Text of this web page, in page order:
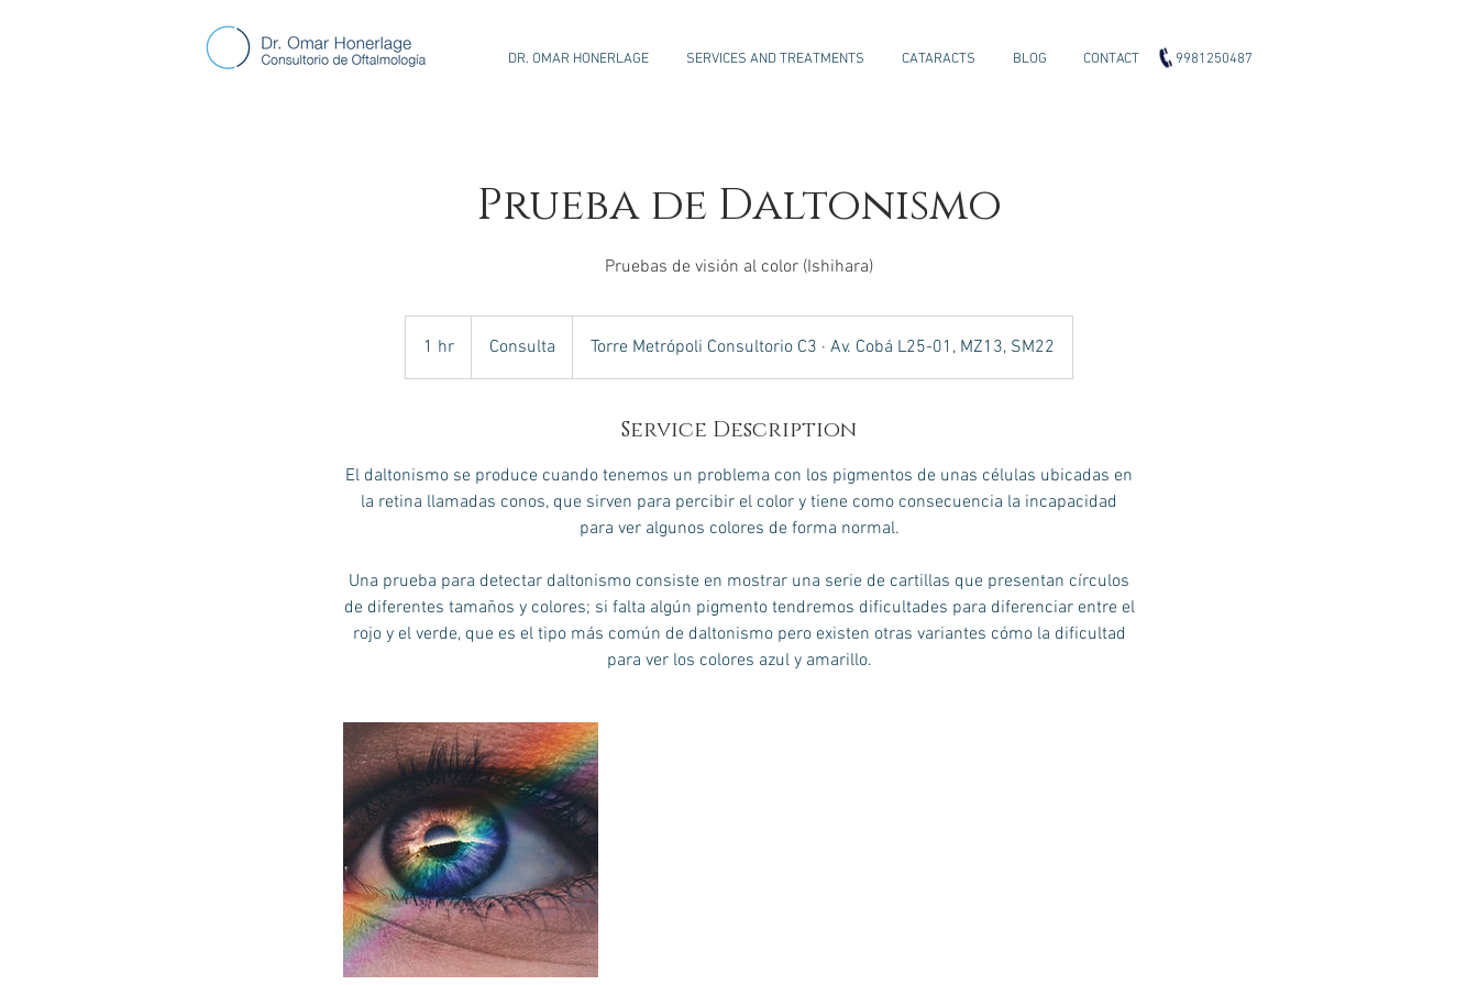
DR. OMAR HONERLAGE SERVICES AND TREATMENTS CATARACTS BLOG CONTACT 9981250487
Prueba de Daltonismo
Pruebas de visión al color (Ishihara)
1 hr
h
Consulta Torre Metrópoli Consultorio C3 · Av. Cobá L25-01, MZ13, SM22
Service Description
El daltonismo se produce cuando tenemos un problema con los pigmentos de unas células ubicadas en
la retina llamadas conos, que sirven para percibir el color y tiene como consecuencia la incapacidad
para ver algunos colores de forma normal.
Una prueba para detectar daltonismo consiste en mostrar una serie de cartillas que presentan círculos
de diferentes tamaños y colores; si falta algún pigmento tendremos dificultades para diferenciar entre el
rojo y el verde, que es el tipo más común de daltonismo pero existen otras variantes cómo la dificultad
para ver los colores azul y amarillo.